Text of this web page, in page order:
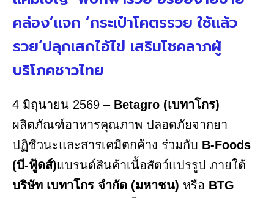
คล่อง’แจก ‘กระเป๋าโคตรรวย ใช้แล้ว
รวย’ปลุกเสกไอ้ไข่ เสริมโชคลาภผู้
บริโภคชาวไทย
4 มิถุนายน 2569 – Betagro (เบทาโกร)
ผลิตภัณฑ์อาหารคุณภาพ ปลอดภัยจากยา
ปฏิชีวนะและสารเคมีตกค้าง ร่วมกับ B-Foods
(บี-ฟู้ดส์)แบรนด์สินค้าเนื้อสัตว์แปรรูป ภายใต้
บริษัท เบทาโกร จำกัด (มหาชน) หรือ BTG